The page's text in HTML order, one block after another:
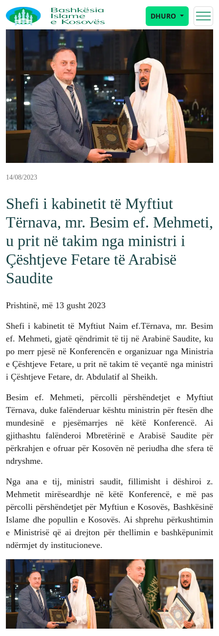
DHURO
14/08/2023
Shefi i kabinetit të Myftiut
Tërnava, mr. Besim ef. Mehmeti,
u prit në takim nga ministri i
Çështjeve Fetare të Arabisë
Saudite
Prishtinë, më 13 gusht 2023
Shefi i kabinetit të Myftiut Naim ef.Tërnava, mr. Besim
ef. Mehmeti, gjatë qëndrimit të tij në Arabinë Saudite, ku
po merr pjesë në Konferencën e organizuar nga Ministria
e Çështjeve Fetare, u prit në takim të veçantë nga ministri
i Çështjeve Fetare, dr. Abdulatif al Sheikh.
Besim ef. Mehmeti, përcolli përshëndetjet e Myftiut
Tërnava, duke falënderuar kështu ministrin për ftesën dhe
mundesinë e pjesëmarrjes në këtë Konferencë. Ai
gjithashtu falënderoi Mbretërinë e Arabisë Saudite për
përkrahjen e ofruar për Kosovën në periudha dhe sfera të
ndryshme.
Nga ana e tij, ministri saudit, fillimisht i dëshiroi z.
Mehmetit mirëseardhje në këtë Konferencë, e më pas
përcolli përshëndetjet për Myftiun e Kosovës, Bashkësinë
Islame dhe popullin e Kosovës. Ai shprehu përkushtimin
e Ministrisë që ai drejton për thellimin e bashkëpunimit
ndërmjet dy institucioneve.